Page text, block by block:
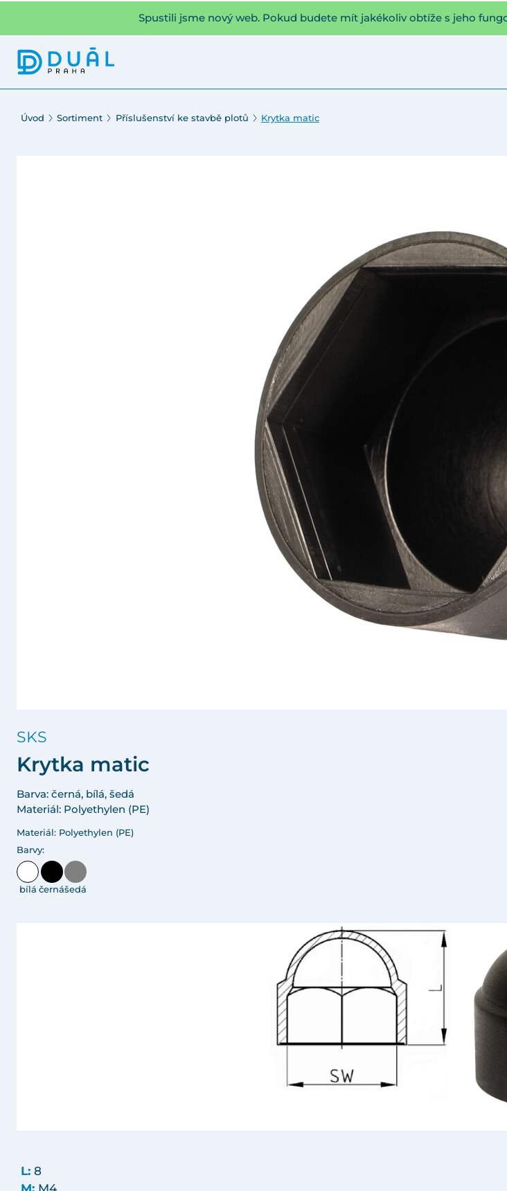
Spustili jsme nový web. Pokud budete mít jakékoliv obtíže s jeho
Úvod Sortiment Příslušenství ke stavbě plotů Krytka matic
SKS
Krytka matic
Barva: černá, bílá, šedá
Materiál: Polyethylen (PE)
Materiál: Polyethylen (PE)
Barvy:
bílá černášedá
L: 8
M: M4